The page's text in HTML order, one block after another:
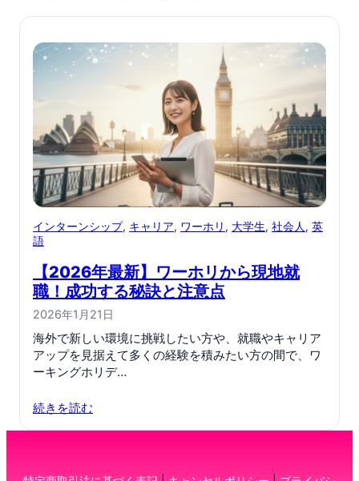
インターンシップ, キャリア, ワーホリ , 大学生, 社会人, 英
語
【2026年最新】ワーホリから現地就
職！成功する秘訣と注意点
2026年1月21日
海外で新しい環境に挑戦したい方や、就職やキャリア
アップを見据えて多くの経験を積みたい方の間で、ワ
ーキングホリデ…
続きを読む